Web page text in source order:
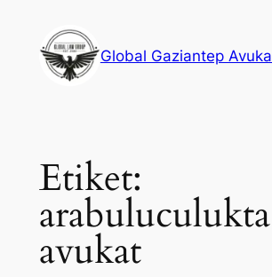
Global Gaziantep
Etiket:
arabuluculukta
avukat